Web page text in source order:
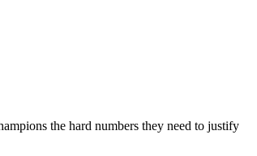
the hard numbers they need to justify